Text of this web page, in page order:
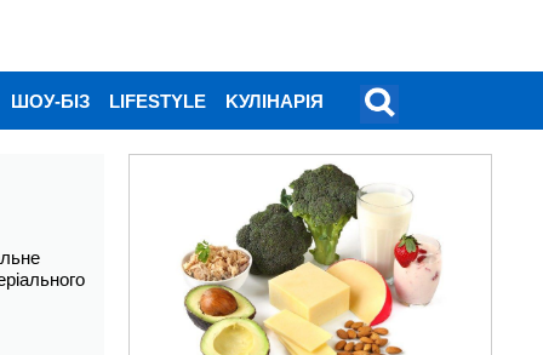
ШОУ-БІЗ LIFESTYLE KУЛІНАРІЯ